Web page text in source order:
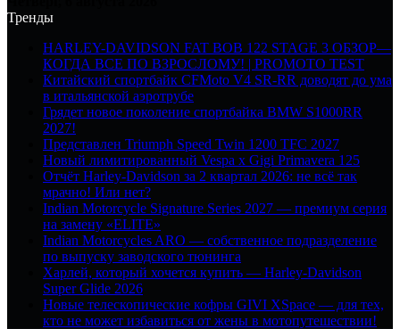
Тренды
HARLEY-DAVIDSON FAT BOB 122 STAGE 3 ОБЗОР—
КОГДА ВСЕ ПО ВЗРОСЛОМУ! | PROMOTO TEST
Китайский спортбайк CFMoto V4 SR-RR доводят до ума
в итальянской аэротрубе
Грядет новое поколение спортбайка BMW S1000RR
2027!
Представлен Triumph Speed Twin 1200 TFC 2027
Новый лимитированный Vespa x Gigi Primavera 125
Отчёт Harley-Davidson за 2 квартал 2026: не всё так
мрачно! Или нет?
Indian Motorcycle Signature Series 2027 — премиум серия
на замену «ELITE»
Indian Motorcycles ARO — собственное подразделение
по выпуску заводского тюнинга
Харлей, который хочется купить — Harley-Davidson
Super Glide 2026
Новые телескопические кофры GIVI XSpace — для тех,
кто не может избавиться от жены в мотопутешествии!